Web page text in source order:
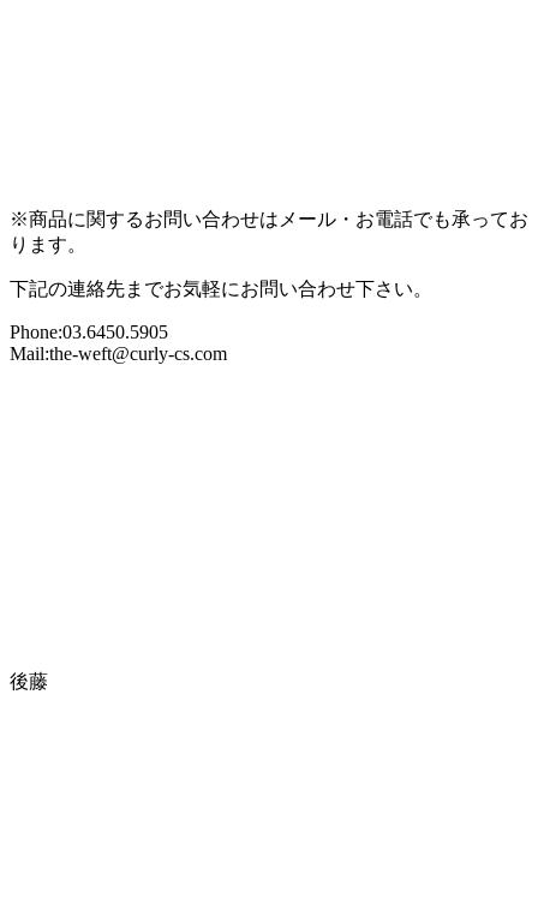
※商品に関するお問い合わせはメール・お電話でも承ってお
ります。
下記の連絡先までお気軽にお問い合わせ下さい。
Phone:03.6450.5905
Mail:the-weft@curly-cs.com
後藤